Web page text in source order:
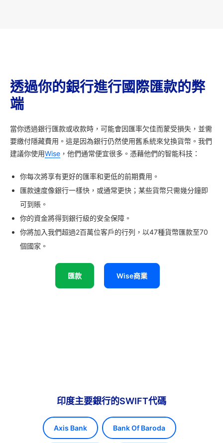
透過你的銀行進行國際匯款的弊
端
當你透過銀行匯款或收款時，可能會因匯率欠佳而蒙受損失，並需
要繳付隱藏費用。這是因為銀行仍然使用舊系統來兌換貨幣。我們
建議你使用Wise ，他們通常便宜很多。憑藉他們的智能科技：
你每次將享有更好的匯率和更低的前期費用。
匯款速度像銀行一樣快，或通常更快；某些貨幣只需幾分鐘即
可到賬。
你的資金將得到銀行級的安全保障。
你將加入我們超過2百萬位客戶的行列，以47種貨幣匯款至70
個國家。
匯款 Wise商業
印度主要銀行的SWIFT代碼
Axis Bank Bank Of Baroda